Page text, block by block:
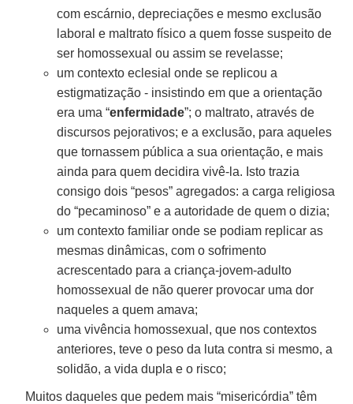
com escárnio, depreciações e mesmo exclusão
laboral e maltrato físico a quem fosse suspeito de
ser homossexual ou assim se revelasse;
um contexto eclesial onde se replicou a
estigmatização - insistindo em que a orientação
era uma “enfermidade”; o maltrato, através de
discursos pejorativos; e a exclusão, para aqueles
que tornassem pública a sua orientação, e mais
ainda para quem decidira vivê-la. Isto trazia
consigo dois “pesos” agregados: a carga religiosa
do “pecaminoso” e a autoridade de quem o dizia;
um contexto familiar onde se podiam replicar as
mesmas dinâmicas, com o sofrimento
acrescentado para a criança-jovem-adulto
homossexual de não querer provocar uma dor
naqueles a quem amava;
uma vivência homossexual, que nos contextos
anteriores, teve o peso da luta contra si mesmo, a
solidão, a vida dupla e o risco;
Muitos daqueles que pedem mais “misericórdia” têm